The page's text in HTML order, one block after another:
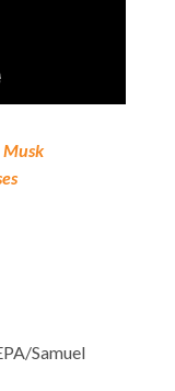
Musk
Samuel